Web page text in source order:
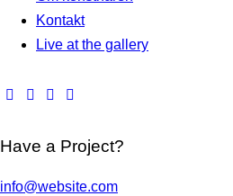
Kontakt
Live at the gallery
Have a Project?
info@website.com